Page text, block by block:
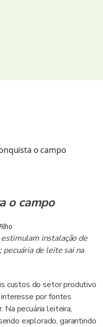
o campo
instalação de
de leite sai na
custos do setor produtivo
interesse por fontes
Na pecuária leiteira,
explorado, garantindo